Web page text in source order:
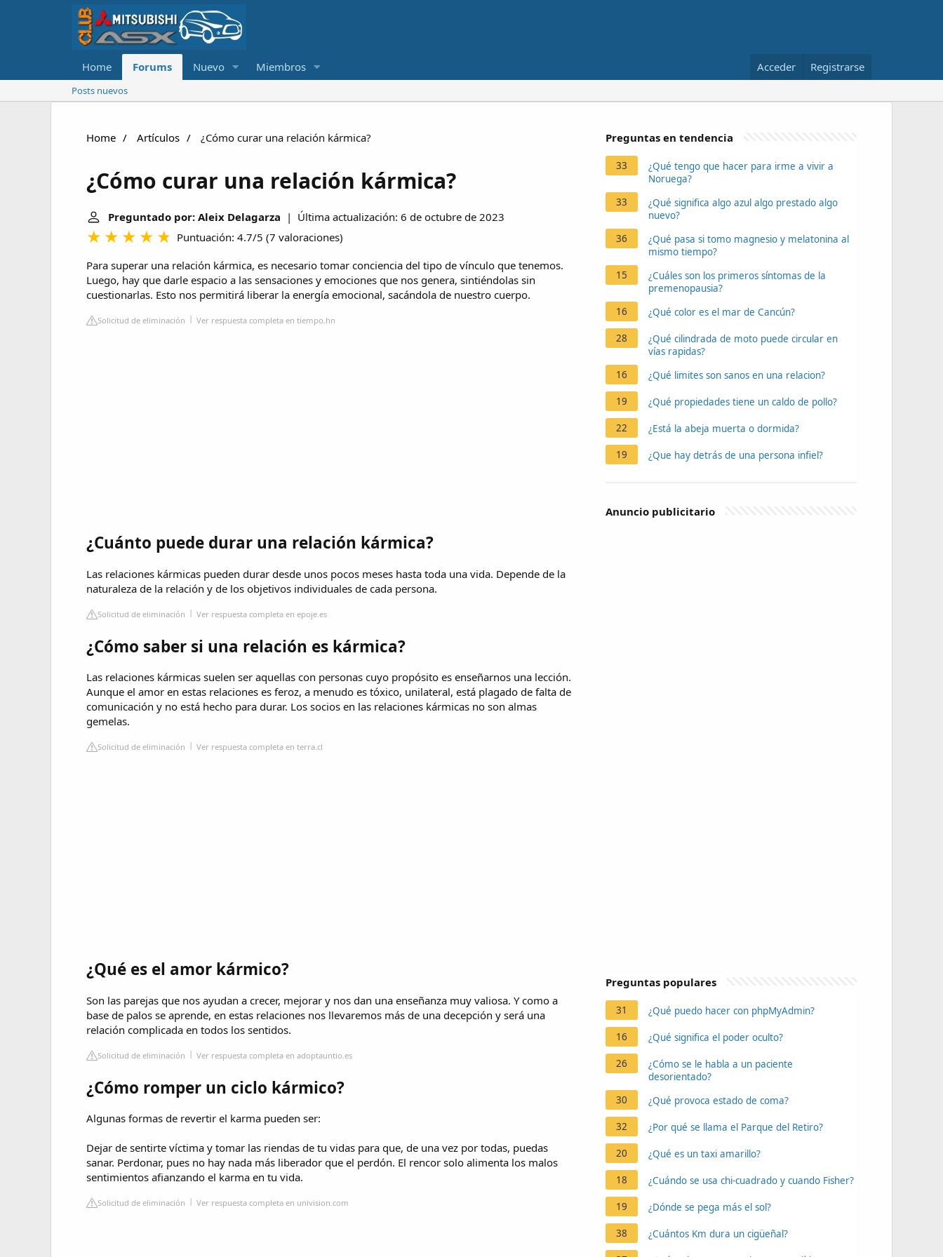
Home Forums Nuevo Miembros Acceder Registrarse
Posts nuevos
Home Artículos ¿Cómo curar una relación kármica?
¿Cómo curar una relación kármica?
Preguntado por: Aleix Delagarza | Última actualización: 6 de octubre de 2023
Puntuación: 4.7/5 (7 valoraciones)
Para superar una relación kármica, es necesario tomar conciencia del tipo de vínculo que tenemos.
Luego, hay que darle espacio a las sensaciones y emociones que nos genera, sintiéndolas sin
cuestionarlas. Esto nos permitirá liberar la energía emocional, sacándola de nuestro cuerpo.
Solicitud de eliminación Ver respuesta completa en tiempo.hn
¿Cuánto puede durar una relación kármica?
Las relaciones kármicas pueden durar desde unos pocos meses hasta toda una vida. Depende de la
naturaleza de la relación y de los objetivos individuales de cada persona.
Solicitud de eliminación Ver respuesta completa en epoje.es
¿Cómo saber si una relación es kármica?
Las relaciones kármicas suelen ser aquellas con personas cuyo propósito es enseñarnos una lección.
Aunque el amor en estas relaciones es feroz, a menudo es tóxico, unilateral, está plagado de falta de
comunicación y no está hecho para durar. Los socios en las relaciones kármicas no son almas
gemelas.
Solicitud de eliminación Ver respuesta completa en terra.cl
¿Qué es el amor kármico?
Son las parejas que nos ayudan a crecer, mejorar y nos dan una enseñanza muy valiosa. Y como a
base de palos se aprende, en estas relaciones nos llevaremos más de una decepción y será una
relación complicada en todos los sentidos.
Solicitud de eliminación Ver respuesta completa en adoptauntio.es
¿Cómo romper un ciclo kármico?
Algunas formas de revertir el karma pueden ser:
Dejar de sentirte víctima y tomar las riendas de tu vidas para que, de una vez por todas, puedas
sanar. Perdonar, pues no hay nada más liberador que el perdón. El rencor solo alimenta los malos
sentimientos afianzando el karma en tu vida.
Solicitud de eliminación Ver respuesta completa en univision.com
Preguntas en tendencia
33
¿Qué tengo que hacer para irme a vivir a
Noruega?
33
¿Qué significa algo azul algo prestado algo
nuevo?
36
¿Qué pasa si tomo magnesio y melatonina al
mismo tiempo?
15
¿Cuáles son los primeros síntomas de la
premenopausia?
16
¿Qué color es el mar de Cancún?
28
¿Qué cilindrada de moto puede circular en
vías rapidas?
16
¿Qué limites son sanos en una relacion?
19 ¿Qué propiedades tiene un caldo de pollo?
22 ¿Está la abeja muerta o dormida?
19 ¿Que hay detrás de una persona infiel?
Anuncio publicitario
Preguntas populares
31 ¿Qué puedo hacer con phpMyAdmin?
16 ¿Qué significa el poder oculto?
26
¿Cómo se le habla a un paciente
desorientado?
30
¿Qué provoca estado de coma?
32 ¿Por qué se llama el Parque del Retiro?
20 ¿Qué es un taxi amarillo?
18 ¿Cuándo se usa chi-cuadrado y cuando Fisher?
19 ¿Dónde se pega más el sol?
38 ¿Cuántos Km dura un cigüeñal?